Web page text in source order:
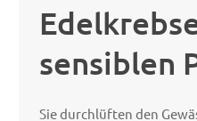
sensiblen
Sie durchlüften den